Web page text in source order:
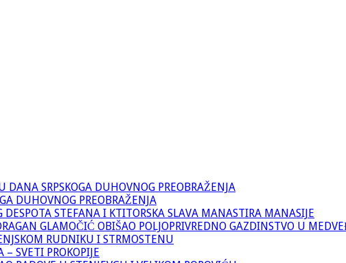
DANA SRPSKOGA DUHOVNOG PREOBRAŽENJA
DUHOVNOG PREOBRAŽENJA
DESPOTA STEFANA I KTITORSKA SLAVA MANASTIRA MANASIJE
GLAMOČIĆ OBIŠAO POLJOPRIVREDNO GAZDINSTVO U
RUDNIKU I STRMOSTENU
– SVETI PROKOPIJE